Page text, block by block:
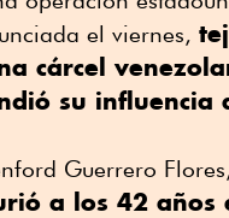
el viernes,
cárcel
su influencia
Guerrero
a los 42 años